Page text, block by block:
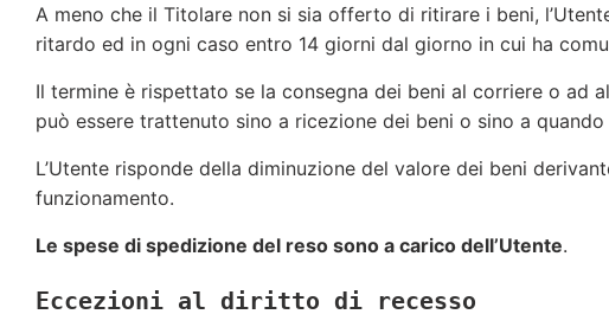
A meno che il Titolare non si sia offerto di ritirare i beni,
ritardo ed in ogni caso entro 14 giorni dal giorno in cui ha
Il termine è rispettato se la consegna dei beni al corriere o ad
può essere trattenuto sino a ricezione dei beni o sino a
L’Utente risponde della diminuzione del valore dei beni
funzionamento.
Le spese di spedizione del reso sono a carico dell’Utente.
Eccezioni al diritto di recesso